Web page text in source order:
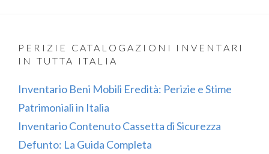
PERIZIE CATALOGAZIONI INVENTARI
IN TUTTA ITALIA
Inventario Beni Mobili Eredità: Perizie e Stime
Patrimoniali in Italia
Inventario Contenuto Cassetta di Sicurezza
Defunto: La Guida Completa